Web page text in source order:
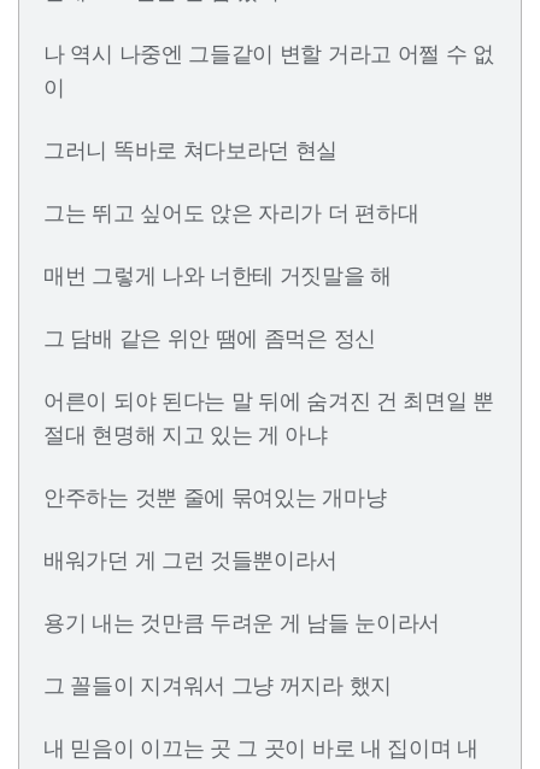
나 역시 나중엔 그들같이 변할 거라고 어쩔 수 없
이
그러니 똑바로 쳐다보라던 현실
그는 뛰고 싶어도 앉은 자리가 더 편하대
매번 그렇게 나와 너한테 거짓말을 해
그 담배 같은 위안 땜에 좀먹은 정신
어른이 되야 된다는 말 뒤에 숨겨진 건 최면일 뿐
절대 현명해 지고 있는 게 아냐
안주하는 것뿐 줄에 묶여있는 개마냥
배워가던 게 그런 것들뿐이라서
용기 내는 것만큼 두려운 게 남들 눈이라서
그 꼴들이 지겨워서 그냥 꺼지라 했지
내 믿음이 이끄는 곳 그 곳이 바로 내 집이며 내